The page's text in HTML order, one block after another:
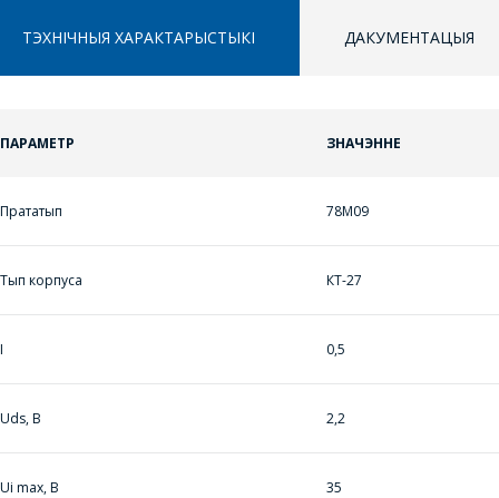
ТЭХНІЧНЫЯ ХАРАКТАРЫСТЫКІ ДАКУМЕНТАЦЫЯ
ПАРАМЕТР ЗНАЧЭННЕ
Прататып 78M09
Тып корпуса КТ-27
I 0,5
Uds, В 2,2
Ui max, В 35
ППЕРАЙСЦІ Ў КОШЫК
ПЕРАЙСЦІ Ў КОШЫК